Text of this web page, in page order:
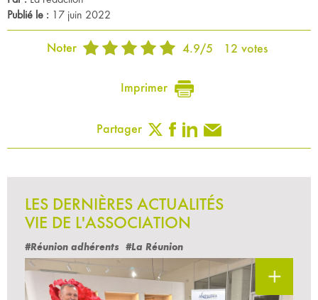
Publié le : 17 juin 2022
Noter 4.9/5 12 votes
Imprimer
Partager
LES DERNIÈRES ACTUALITÉS
VIE DE L'ASSOCIATION
#Réunion adhérents #La Réunion